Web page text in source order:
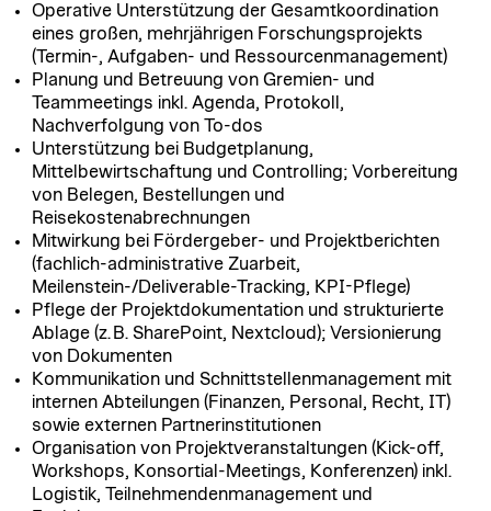
Operative Unterstützung der Gesamtkoordination
eines großen, mehrjährigen Forschungsprojekts
(Termin-, Aufgaben- und Ressourcenmanagement)
Planung und Betreuung von Gremien- und
Teammeetings inkl. Agenda, Protokoll,
Nachverfolgung von To-dos
Unterstützung bei Budgetplanung,
Mittelbewirtschaftung und Controlling; Vorbereitung
von Belegen, Bestellungen und
Reisekostenabrechnungen
Mitwirkung bei Fördergeber- und Projektberichten
(fachlich-administrative Zuarbeit,
Meilenstein-/Deliverable-Tracking, KPI-Pflege)
Pflege der Projektdokumentation und strukturierte
Ablage (z. B. SharePoint, Nextcloud); Versionierung
von Dokumenten
Kommunikation und Schnittstellenmanagement mit
internen Abteilungen (Finanzen, Personal, Recht, IT)
sowie externen Partnerinstitutionen
Organisation von Projektveranstaltungen (Kick-off,
Workshops, Konsortial-Meetings, Konferenzen) inkl.
Logistik, Teilnehmendenmanagement und